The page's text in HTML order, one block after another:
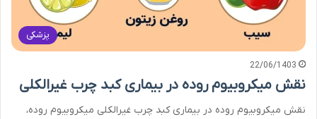
پزشکی
22/06/1403
نقش میکروبیوم روده در بیماری کبد چرب غیرالکلی
نقش میکروبیوم روده در بیماری کبد چرب غیرالکلی میکروبیوم روده،